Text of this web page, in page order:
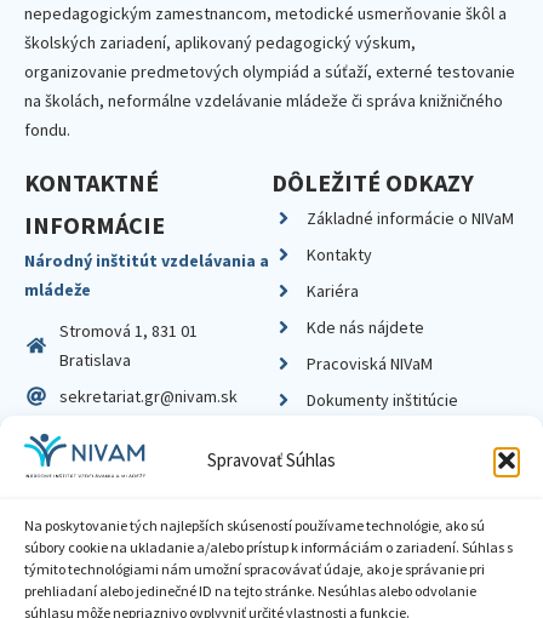
Spravovať Súhlas
Na poskytovanie tých najlepších skúseností používame technológie, ako sú
súbory cookie na ukladanie a/alebo prístup k informáciám o zariadení. Súhlas s
týmito technológiami nám umožní spracovávať údaje, ako je správanie pri
prehliadaní alebo jedinečné ID na tejto stránke. Nesúhlas alebo odvolanie
súhlasu môže nepriaznivo ovplyvniť určité vlastnosti a funkcie.
nepedagogickým zamestnancom, metodické usmerňovanie škôl a
školských zariadení, aplikovaný pedagogický výskum,
organizovanie predmetových olympiád a súťaží, externé testovanie
na školách, neformálne vzdelávanie mládeže či správa knižničného
fondu.
KONTAKTNÉ
INFORMÁCIE
Národný inštitút vzdelávania a
mládeže
Stromová 1, 831 01
Bratislava
sekretariat.gr@nivam.sk
IČO: 00164348
DIČ: 2020798714
DÔLEŽITÉ ODKAZY
Základné informácie o NIVaM
Kontakty
Kariéra
Kde nás nájdete
Pracoviská NIVaM
Dokumenty inštitúcie
Zásady ochrany súkromia